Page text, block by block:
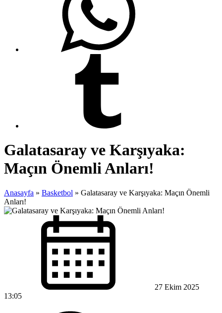
Galatasaray ve Karşıyaka:
Maçın Önemli Anları!
Anasayfa » Basketbol » Galatasaray ve Karşıyaka: Maçın Önemli
Anları!
27 Ekim 2025
13:05